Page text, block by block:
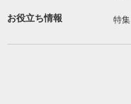
お役立ち情報 特集